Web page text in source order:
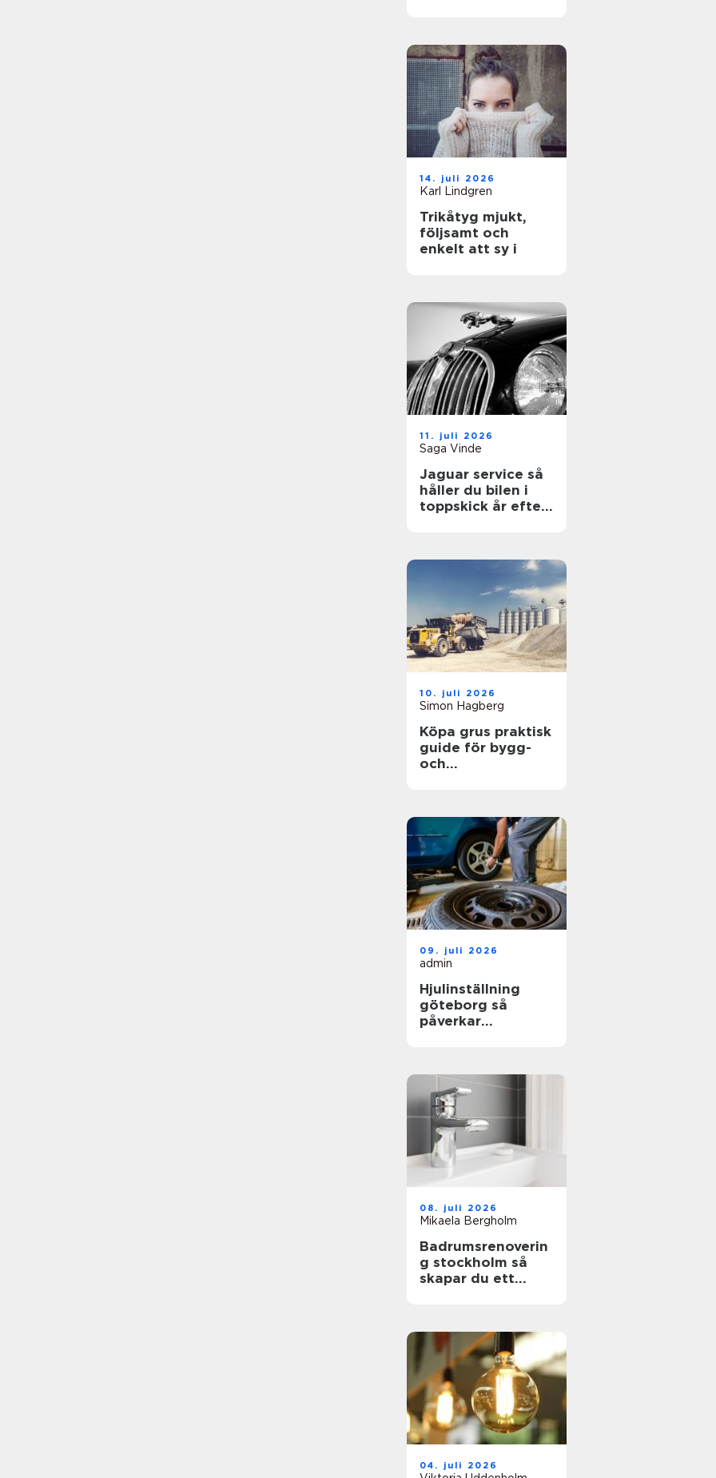
14. juli 2026
Karl Lindgren
Trikåtyg mjukt,
följsamt och
enkelt att sy i
11. juli 2026
Saga Vinde
Jaguar service så
håller du bilen i
toppskick år efter
10. juli 2026
Simon Hagberg
Köpa grus praktisk
guide för bygg-
och
09. juli 2026
admin
Hjulinställning
göteborg så
påverkar
08. juli 2026
Mikaela Bergholm
Badrumsrenoverin
g stockholm så
skapar du ett
04. juli 2026